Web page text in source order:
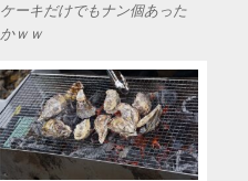
ケーキだけでもナン個あった
かｗｗ